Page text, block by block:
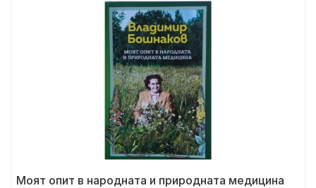
Моят опит в народната и природната медицина